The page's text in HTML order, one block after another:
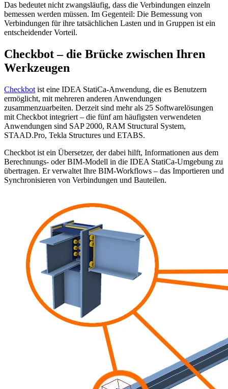
Das bedeutet nicht zwangsläufig, dass die Verbindungen einzeln
bemessen werden müssen. Im Gegenteil: Die Bemessung von
Verbindungen für ihre tatsächlichen Lasten und in Gruppen ist ein
entscheidender Vorteil.
Checkbot – die Brücke zwischen Ihren
Werkzeugen
Checkbot ist eine IDEA StatiCa-Anwendung, die es Benutzern
ermöglicht, mit mehreren anderen Anwendungen
zusammenzuarbeiten. Derzeit sind mehr als 25 Softwarelösungen
mit Checkbot integriert – die fünf am häufigsten verwendeten
Anwendungen sind SAP 2000, RAM Structural System,
STAAD.Pro, Tekla Structures und ETABS.
Checkbot ist ein Übersetzer, der dabei hilft, Informationen aus dem
Berechnungs- oder BIM-Modell in die IDEA StatiCa-Umgebung zu
übertragen. Er verwaltet Ihre BIM-Workflows – das Importieren und
Synchronisieren von Verbindungen und Bauteilen.